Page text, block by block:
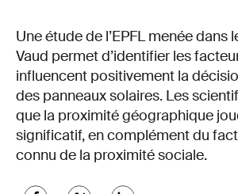
Une étude de l’EPFL menée dans
Vaud permet d’identifier les
influencent positivement la
des panneaux solaires. Les
que la proximité géographique
significatif, en complément du
connu de la proximité sociale.